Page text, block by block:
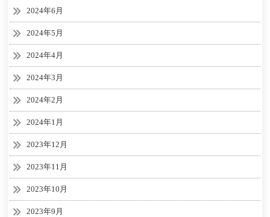
2024年6月
2024年5月
2024年4月
2024年3月
2024年2月
2024年1月
2023年12月
2023年11月
2023年10月
2023年9月